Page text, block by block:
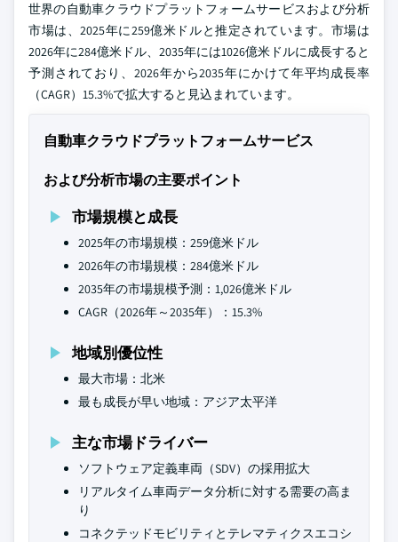
世界の自動車クラウドプラットフォームサービスおよび分析
市場は、2025年に259億米ドルと推定されています。市場は
2026年に284億米ドル、2035年には1026億米ドルに成長すると
予測されており、2026年から2035年にかけて年平均成長率
（CAGR）15.3%で拡大すると見込まれています。
自動車クラウドプラットフォームサービス
および分析市場の主要ポイント
市場規模と成長
2025年の市場規模：259億米ドル
2026年の市場規模：284億米ドル
2035年の市場規模予測：1,026億米ドル
CAGR（2026年～2035年）：15.3%
地域別優位性
最大市場：北米
最も成長が早い地域：アジア太平洋
主な市場ドライバー
ソフトウェア定義車両（SDV）の採用拡大
リアルタイム車両データ分析に対する需要の高ま
り
コネクテッドモビリティとテレマティクスエコシ